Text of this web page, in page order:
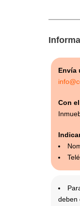
Envía
Con
deben